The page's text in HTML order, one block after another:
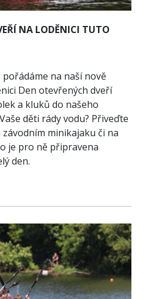
NA LODĚNICI TUTO
na naší nově
Den otevřených dveří
a kluků do našeho
děti rády vodu? Přiveďte
závodním minikajaku či na
je pro ně připravena
den.